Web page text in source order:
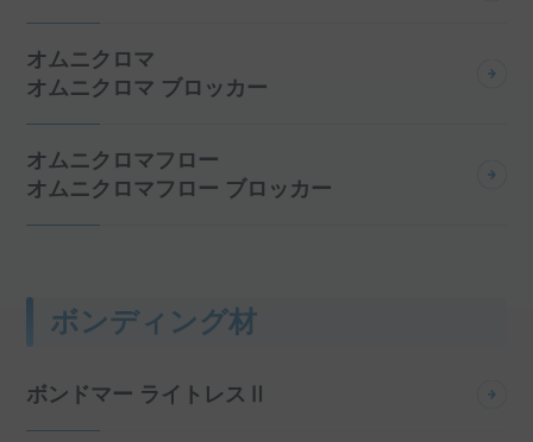
オムニクロマ
オムニクロマ ブロッカー
オムニクロマフロー
オムニクロマフロー ブロッカー
ボンディング材
ボンドマー ライトレスⅡ